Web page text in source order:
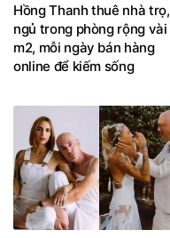
Hồng Thanh thuê nhà trọ,
ngủ trong phòng rộng vài
m2, mỗi ngày bán hàng
online để kiếm sống